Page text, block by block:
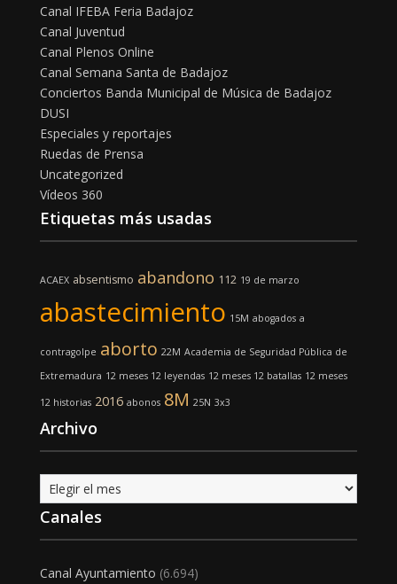
Canal IFEBA Feria Badajoz
Canal Juventud
Canal Plenos Online
Canal Semana Santa de Badajoz
Conciertos Banda Municipal de Música de Badajoz
DUSI
Especiales y reportajes
Ruedas de Prensa
Uncategorized
Vídeos 360
Etiquetas más usadas
ACAEX absentismo abandono 112 19 de marzo
abastecimiento 15M abogados a
contragolpe aborto 22M Academia de Seguridad Pública de
Extremadura 12 meses 12 leyendas 12 meses 12 batallas 12 meses
12 historias 2016 abonos 8M 25N 3x3
Archivo
Archivo
Canales
Canal Ayuntamiento (6.694)